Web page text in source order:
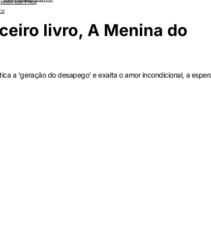
Em Foco
livro, A Menina do
a 'geração do desapego' e exalta o amor incondicional, a